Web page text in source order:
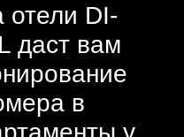
отели DI-
даст вам
в